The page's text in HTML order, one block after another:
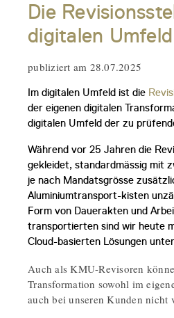
Die
digitalen Umfeld
publiziert am 28.07.2025
Im digitalen Umfeld ist die
der eigenen digitalen
digitalen Umfeld der zu
Während vor 25 Jahren die
gekleidet, standardmässig mit
je nach Mandatsgrösse
Aluminiumtransport-kisten
Form von Dauerakten und
transportierten sind wir heute
Cloud-basierten Lösungen
Auch als KMU-Revisoren
Transformation sowohl im
auch bei unseren Kunden nicht